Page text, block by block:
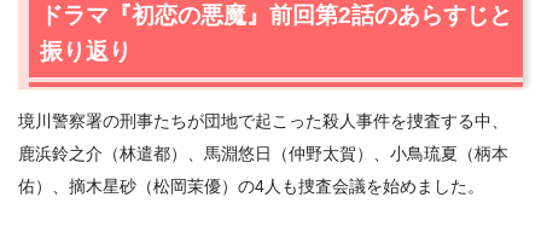
2.1花束を持つ馬淵（仲野太賀）と、空き巣に入られた鹿浜
（林遣都）
2.2
2.3へび女と、無くなった銃弾
2.4 万引き事件の結末
2.5摘木（松岡茉優）の秘密と、不思議な森園（安田顕）
ドラマ『初恋の悪魔』前回第2話のあらすじと
振り返り
境川警察署の刑事たちが団地で起こった殺人事件を捜査する中、
鹿浜鈴之介（林遣都）、馬淵悠日（仲野太賀）、小鳥琉夏（柄本
佑）、摘木星砂（松岡茉優）の4人も捜査会議を始めました。